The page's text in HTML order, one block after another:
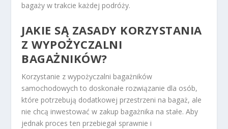
bagaży w trakcie każdej podróży.
JAKIE SĄ ZASADY KORZYSTANIA
Z WYPOŻYCZALNI
BAGAŻNIKÓW?
Korzystanie z wypożyczalni bagażników
samochodowych to doskonałe rozwiązanie dla osób,
które potrzebują dodatkowej przestrzeni na bagaż, ale
nie chcą inwestować w zakup bagażnika na stałe. Aby
jednak proces ten przebiegał sprawnie i